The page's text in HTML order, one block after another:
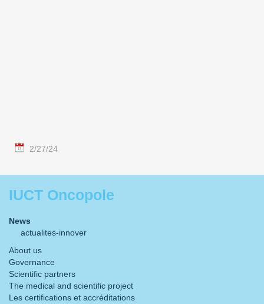
2/27/24
IUCT Oncopole
News
actualites-innover
About us
Governance
Scientific partners
The medical and scientific project
Les certifications et accréditations